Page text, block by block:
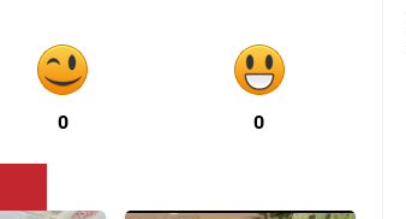
0 0